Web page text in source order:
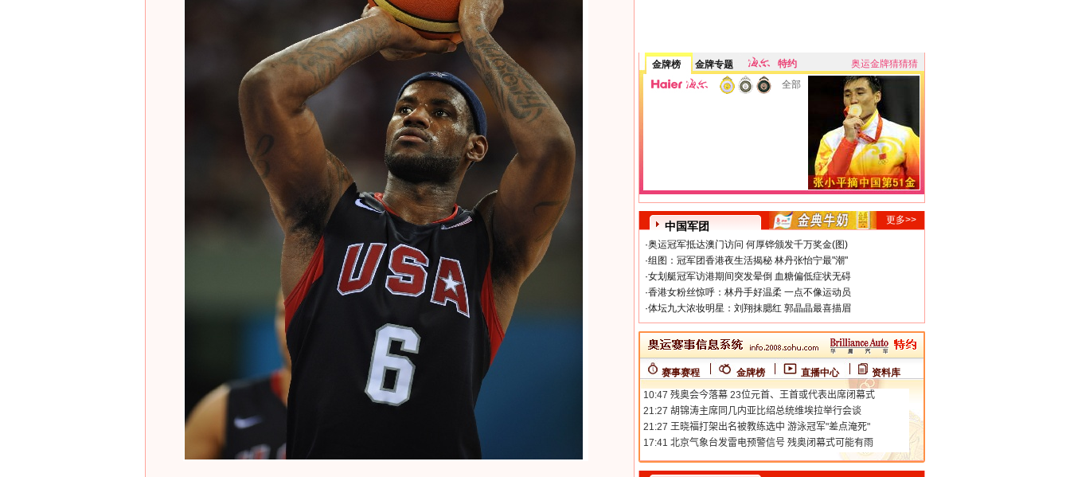
金牌榜 金牌专题 特约
奥运金牌猜猜猜
全部
中国军团
更多>>
·奥运冠军抵达澳门访问 何厚铧颁发千万奖金(图)
·组图：冠军团香港夜生活揭秘 林丹张怡宁最"潮"
·女划艇冠军访港期间突发晕倒 血糖偏低症状无碍
·香港女粉丝惊呼：林丹手好温柔 一点不像运动员
·体坛九大浓妆明星：刘翔抹腮红 郭晶晶最喜描眉
赛事赛程 金牌榜 直播中心 资料库